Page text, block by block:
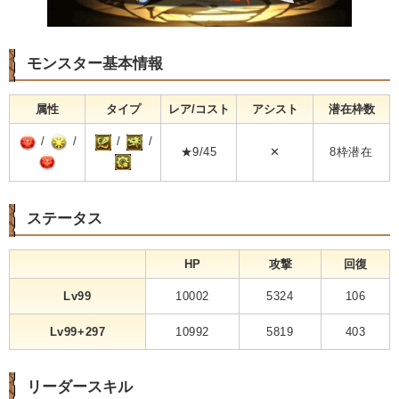
モンスター基本情報
属性 タイプ レア/コスト アシスト 潜在枠数
/ / / /
★9/45 ✕ 8枠潜在
ステータス
HP 攻撃 回復
Lv99 10002 5324 106
Lv99+297 10992 5819 403
リーダースキル